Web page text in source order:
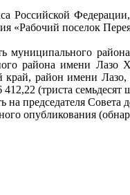
Российской
«Рабочий поселок
муниципального
района имени Лазо
район имени
(триста
на председателя
опубликования